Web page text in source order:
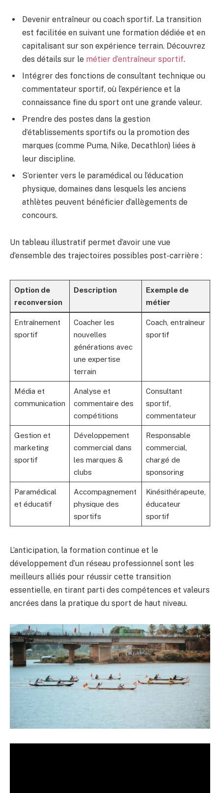
Devenir entraîneur ou coach sportif. La transition
est facilitée en suivant une formation dédiée et en
capitalisant sur son expérience terrain. Découvrez
des détails sur le métier d’entraîneur sportif.
Intégrer des fonctions de consultant technique ou
commentateur sportif, où l’expérience et la
connaissance fine du sport ont une grande valeur.
Prendre des postes dans la gestion
d’établissements sportifs ou la promotion des
marques (comme Puma, Nike, Decathlon) liées à
leur discipline.
S’orienter vers le paramédical ou l’éducation
physique, domaines dans lesquels les anciens
athlètes peuvent bénéficier d’allègements de
concours.
Un tableau illustratif permet d’avoir une vue
d’ensemble des trajectoires possibles post-carrière :
Option de
reconversion
Description
Exemple de
métier
Entraînement
sportif
Coacher les
nouvelles
générations avec
une expertise
terrain
Coach, entraîneur
sportif
Média et
communication
Analyse et
commentaire des
compétitions
Consultant
sportif,
commentateur
Gestion et
marketing
sportif
Développement
commercial dans
les marques &
clubs
Responsable
commercial,
chargé de
sponsoring
Paramédical
et éducatif
Accompagnement
physique des
sportifs
Kinésithérapeute,
éducateur
sportif
L’anticipation, la formation continue et le
développement d’un réseau professionnel sont les
meilleurs alliés pour réussir cette transition
essentielle, en tirant parti des compétences et valeurs
ancrées dans la pratique du sport de haut niveau.